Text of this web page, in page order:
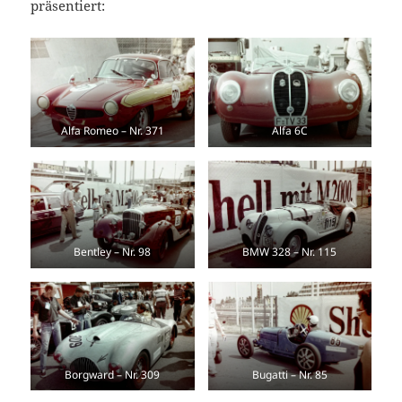
präsentiert:
Alfa Romeo – Nr. 371 Alfa 6C
Bentley – Nr. 98 BMW 328 – Nr. 115
Borgward – Nr. 309 Bugatti – Nr. 85